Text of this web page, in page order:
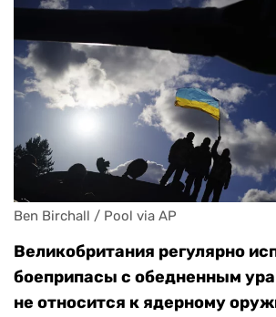
Ben Birchall / Pool via AP
Великобритания регулярно
боеприпасы с обедненным
не относится к ядерному